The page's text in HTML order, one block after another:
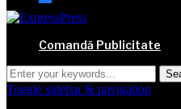
Comandă Publicitate
Toggle sidebar & navigation